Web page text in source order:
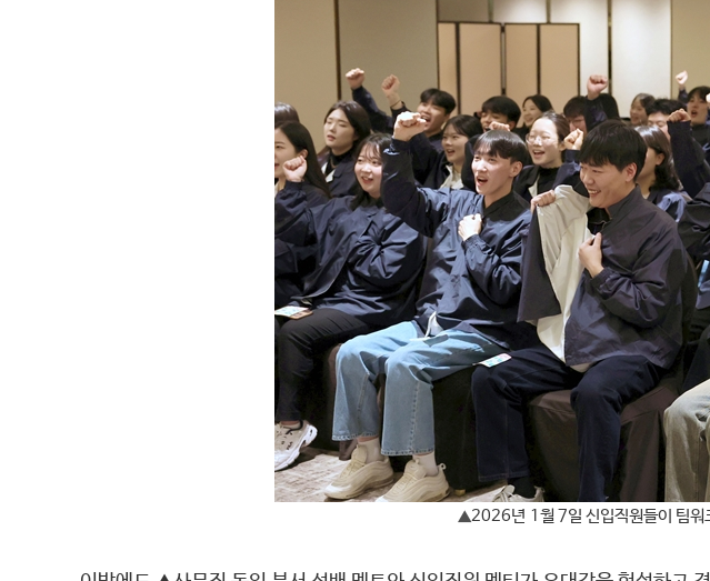
▲2026년 1월 7일 신입직원들이 팀워